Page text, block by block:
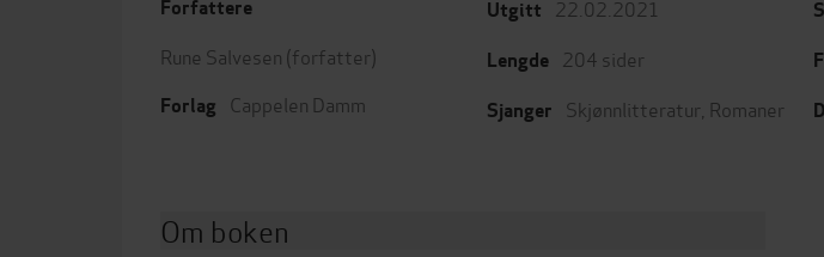
Forfattere
Rune Salvesen (forfatter)
Forlag Cappelen Damm
Utgitt 22.02.2021
Lengde 204 sider
Sjanger Skjønnlitteratur Romaner
Om boken